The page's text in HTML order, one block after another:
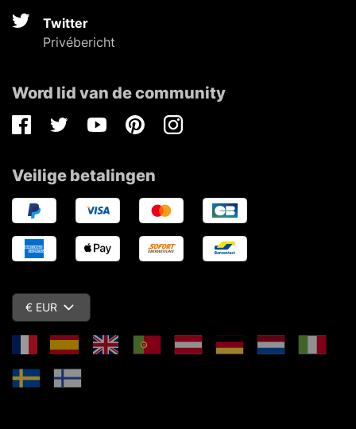
Twitter
Privébericht
Word lid van de community
FacebookTwitterYoutubePinterestInstagram
Veilige betalingen
€ EUR